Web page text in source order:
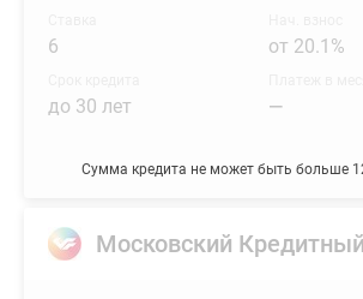
Сумма кредита не может быть больше
6 от 20.1%
до 30 лет —
Московский